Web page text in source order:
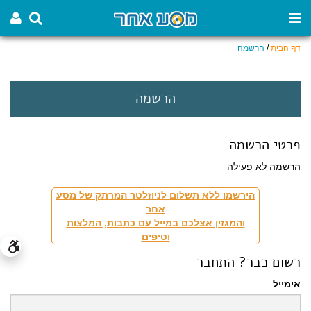
דף הבית/ הרשמה
הרשמה
פרטי הרשמה
הרשמה לא פעילה
הירשמו ללא תשלום לניוזלטר המרתק של מסע
אחר
והמגזין אצלכם במייל עם כתבות, המלצות
וטיפים
רשום כבר? התחבר
אימייל